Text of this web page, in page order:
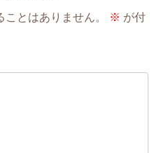
とはありません。 ※ が付